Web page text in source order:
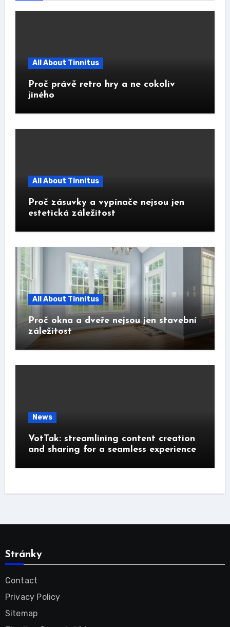
All About Tinnitus
Proč právě retro hry a ne cokoliv
jiného
All About Tinnitus
Proč zásuvky a vypínače nejsou jen
estetická záležitost
All About Tinnitus
Proč okna a dveře nejsou jen stavební
záležitost
News
VotTak: streamlining content creation
and sharing for a seamless experience
Stránky
Contact
Privacy Policy
Sitemap